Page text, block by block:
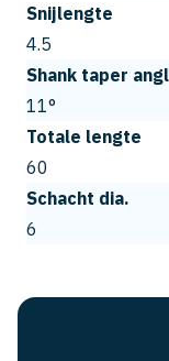
Snijlengte
4.5
Shank taper
11°
Totale lengte
60
Schacht dia.
6